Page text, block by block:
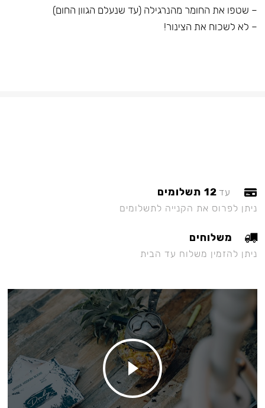
– שטפו את החומר מהנרגילה (עד שנעלם הגוון החום)
– לא לשכוח את הצינור!
עד 12 תשלומים
ניתן לפרוס את הקנייה לתשלומים
משלוחים
ניתן להזמין משלוח עד הבית